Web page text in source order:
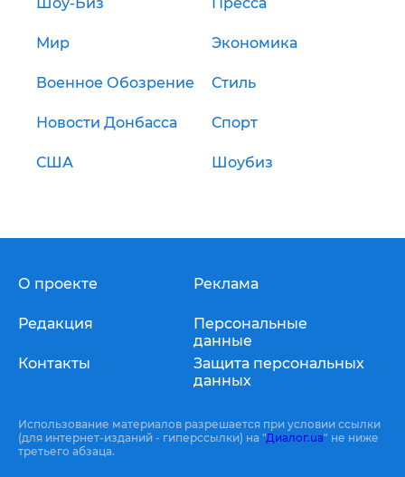
Мир Экономика
Военное Обозрение Стиль
Новости Донбасса Спорт
США Шоубиз
О проекте
Редакция
Контакты
Реклама
Персональные
данные
Защита персональных
данных
Использование материалов разрешается при условии ссылки
(для интернет-изданий - гиперссылки) на "Диалог.ua" не ниже
третьего абзаца.